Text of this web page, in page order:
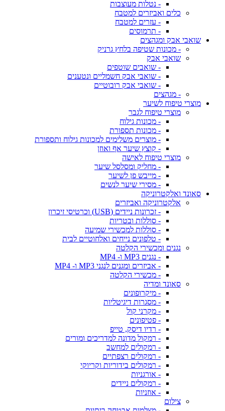
- נטלות מעוצבות
כלים ואביזרים למטבח
- עזרים למטבח
- תרמוסים
שואבי אבק ומגהצים
- מכונות שטיפה בלחץ גרניק
שואבי אבק
- שואבים שוטפים
- שואבי אבק חשמליים ונטענים
- שואבי אבק רובוטיים
- מגהצים
מוצרי טיפוח לשיער
מוצרי טיפוח לגבר
- מכונות גילוח
- מכונות תספורת
- מוצרים משלימים למכונות גילוח ותספורת
- קוצץ שיער אף ואוזן
מוצרי טיפוח לאישה
- מחליק ומסלסל שיער
- מייבש פן לשיער
- מסירי שיער לנשים
סאונד ואלקטרוניקה
אלקטרוניקה ואביזרים
- זכרונות ניידים (USB) וכרטיסי זיכרון
- סוללות ובטריות
- סוללות למכשירי שמיעה
- טלפונים נייחים ואלחוטיים לבית
נגנים ומכשירי הקלטה
- נגנים MP3 ו- MP4
- אביזרים ומגנים לנגני MP3 ו- MP4
- מכשירי הקלטה
סאונד ומדיה
- מיקרופונים
- מסגרות דיגיטליות
- מקרני קול
- פטיפונים
- רדיו דיסק, טייפ
- רמקול מדונה למדריכים ומורים
- רמקולים למחשב
- רמקולים רצפתיים
- רמקולים בידוריות וקריוקי
- אורגניות
- רמקולים ניידים
- אוזניות
צילום